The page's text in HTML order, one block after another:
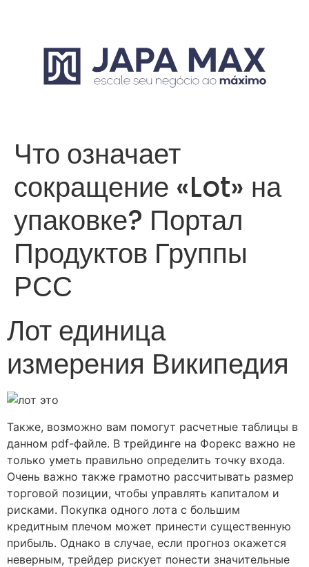
Что означает
сокращение «Lot» на
упаковке? Портал
Продуктов Группы
РСС
Лот единица
измерения Википедия
Также, возможно вам помогут расчетные таблицы в
данном pdf-файле. В трейдинге на Форекс важно не
только уметь правильно определить точку входа.
Очень важно также грамотно рассчитывать размер
торговой позиции, чтобы управлять капиталом и
рисками. Покупка одного лота с большим
кредитным плечом может принести существенную
прибыль. Однако в случае, если прогноз окажется
неверным, трейдер рискует понести значительные